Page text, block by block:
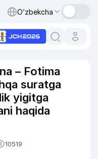
O‘zbekcha
– Fotima
suratga
yigitga
haqida
10519